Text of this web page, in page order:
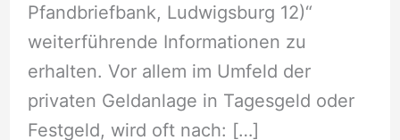
Pfandbriefbank, Ludwigsburg 12)“
weiterführende Informationen zu
erhalten. Vor allem im Umfeld der
privaten Geldanlage in Tagesgeld oder
Festgeld, wird oft nach: […]